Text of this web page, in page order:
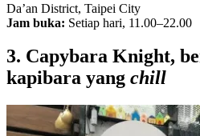
Da’an District, Taipei City
Jam buka: Setiap hari, 11.00–22.00
3. Capybara Knight,
kapibara yang chill